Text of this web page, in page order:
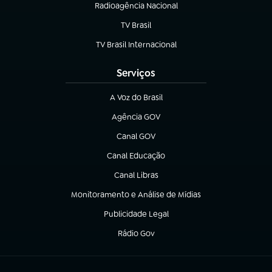
Radioagência Nacional
(abre em nova aba)
TV Brasil
(abre em nova aba)
TV Brasil Internacional
(abre em nova aba)
Serviços
A Voz do Brasil
(abre em nova aba)
Agência GOV
(abre em nova aba)
Canal GOV
(abre em nova aba)
Canal Educação
(abre em nova aba)
Canal Libras
(abre em nova aba)
Monitoramento e Análise de Mídias
(abre em nova aba)
Publicidade Legal
(abre em nova aba)
Rádio Gov
(abre em nova aba)